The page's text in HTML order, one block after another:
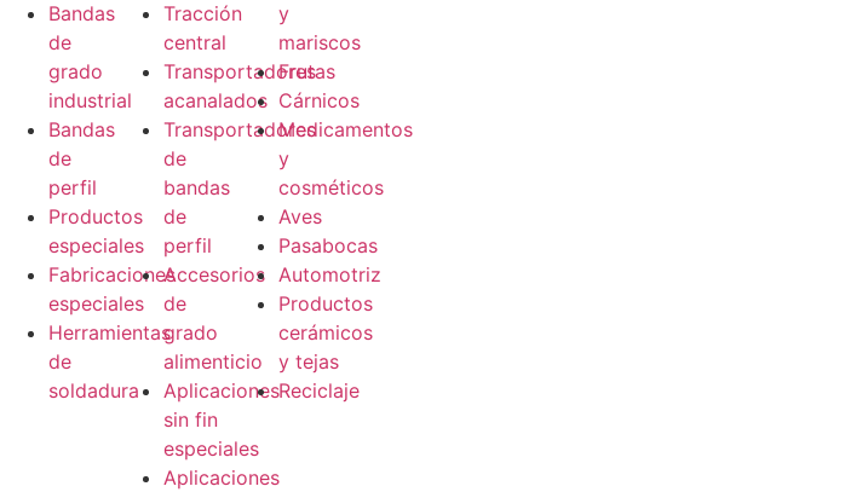
Bandas
de
grado
industrial
Bandas
de
perfil
Productos
especiales
Fabricaciones
especiales
Herramientas
de
soldadura
Tracción
central
Transportadores
acanalados
Transportadores
de
bandas
de
perfil
Accesorios
de
grado
alimenticio
Aplicaciones
sin fin
especiales
Aplicaciones
y
mariscos
Frutas
Cárnicos
Medicamentos
y
cosméticos
Aves
Pasabocas
Automotriz
Productos
cerámicos
y tejas
Reciclaje